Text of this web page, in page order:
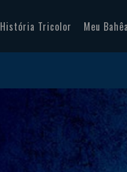
História Tricolor Meu Bahêa